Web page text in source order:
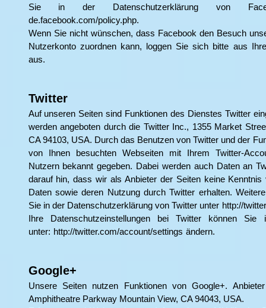
Sie in der Datenschutzerklärung von
de.facebook.com/policy.php.
Wenn Sie nicht wünschen, dass Facebook den Besuch
Nutzerkonto zuordnen kann, loggen Sie sich bitte aus
aus.
Twitter
Auf unseren Seiten sind Funktionen des Dienstes Twitter
werden angeboten durch die Twitter Inc., 1355 Market
CA 94103, USA. Durch das Benutzen von Twitter und der
von Ihnen besuchten Webseiten mit Ihrem Twitter-
Nutzern bekannt gegeben. Dabei werden auch Daten an
darauf hin, dass wir als Anbieter der Seiten keine
Daten sowie deren Nutzung durch Twitter erhalten.
Sie in der Datenschutzerklärung von Twitter unter http://
Ihre Datenschutzeinstellungen bei Twitter können Sie
unter: http://twitter.com/account/settings ändern.
Google+
Unsere Seiten nutzen Funktionen von Google+.
Amphitheatre Parkway Mountain View, CA 94043, USA.